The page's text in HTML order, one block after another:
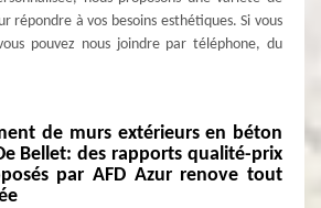
répondre à vos besoins esthétiques. Si vous
pouvez nous joindre par téléphone, du
de murs extérieurs en béton
Bellet: des rapports qualité-prix
par AFD Azur renove tout